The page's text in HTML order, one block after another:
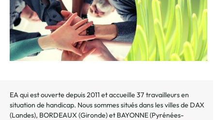
EA qui est ouverte depuis 2011 et accueille 37 travailleurs en
situation de handicap. Nous sommes situés dans les villes de DAX
(Landes), BORDEAUX (Gironde) et BAYONNE (Pyrénées-